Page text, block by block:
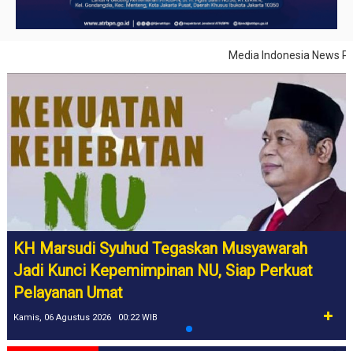
Media Indonesia News Pilar
KH Marsudi Syuhud Tegaskan Musyawarah
Jadi Kunci Kepemimpinan NU, Siap Perkuat
Pelayanan Umat
Kamis, 06 Agustus 2026 00:22 WIB